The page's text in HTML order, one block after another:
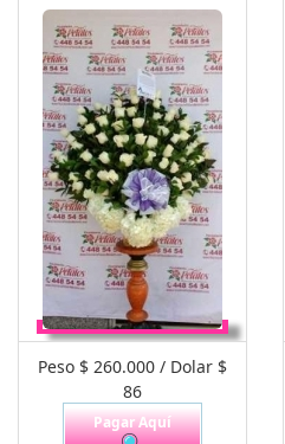
Peso $ 260.000 / Dolar $
86
Pagar Aquí